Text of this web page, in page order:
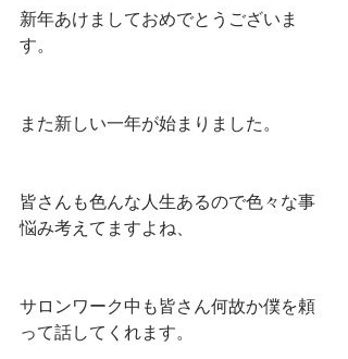
新年あけましておめでとうございま
す。
また新しい一年が始まりました。
皆さんも色んな人生あるので色々な事
悩み考えてますよね、
サロンワーク中も皆さん何故か僕を頼
って話してくれます。